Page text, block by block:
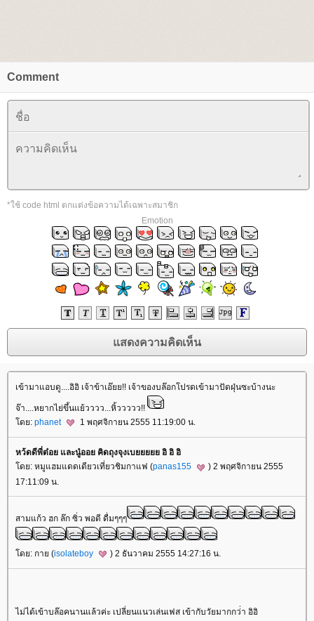
Comment
*ใช้ code html ตกแต่งข้อความได้เฉพาะสมาชิก
Emotion
เข้ามาแอบดู....อิอิ เจ้าข้าเอ๊ยย!! เจ้าของบล๊อกโปรดเข้ามาปัดฝุ่นซะบ้างนะ
จ๊า....หยากไย่ขึ้นแย้วววว...หิ้ววววว!!
ดย: phanet 1 พฤศจิกายน 2555 11:19:00 น.
หว้ดดีพี่ต๋อย และนู๋ออย คิดถุงจุงเบยยยยย อิ อิ อิ
ดย: หมูแฮมแดดเดียวเที่ยวชิมกาแฟ (panas155
) 2 พฤศจิกายน 2555
17:11:09 น.
สามแก้ว ฮก ล๊ก ซิ่ว พอดี ดื่มๆๆๆ
ดย: กาย (isolateboy ) 2 ธันวาคม 2555 14:27:16 น.
ไม่ได้เข้าบล๊อคนานแล้วค่ะ เปลี่ยนแนวเล่นเฟส เข้ากับวัยมากกว่่า อิอิ